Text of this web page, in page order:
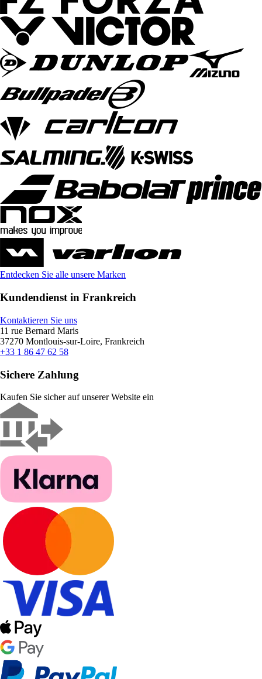
Entdecken Sie alle unsere Marken
Kundendienst in Frankreich
Kontaktieren Sie uns
11 rue Bernard Maris
37270 Montlouis-sur-Loire, Frankreich
+33 1 86 47 62 58
Sichere Zahlung
Kaufen Sie sicher auf unserer Website ein